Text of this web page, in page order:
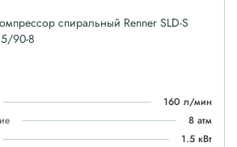
спиральный Renner SLD-S
90-8
160 л/мин
8 атм
1.5 кВт